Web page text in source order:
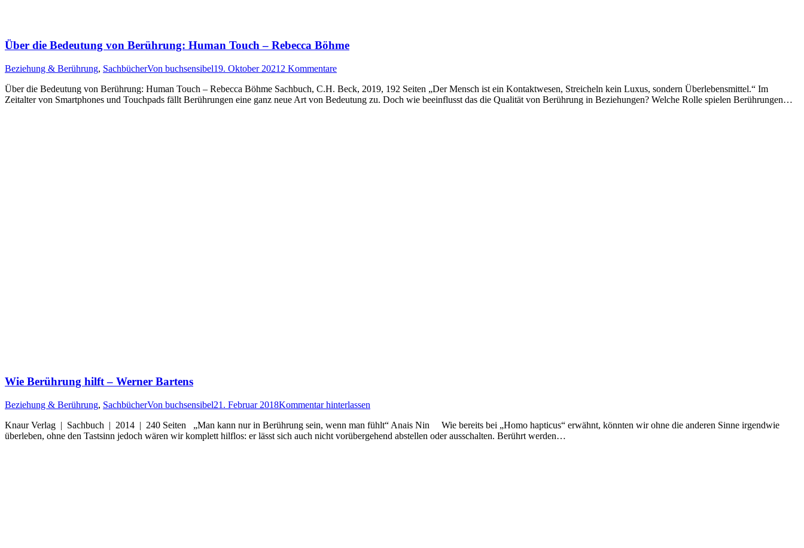
Über die Bedeutung von Berührung: Human Touch – Rebecca Böhme
Beziehung & Berührung, SachbücherVon buchsensibel19. Oktober 2021 2 Kommentare
Über die Bedeutung von Berührung: Human Touch – Rebecca Böhme Sachbuch, C.H. Beck, 2019, 192 Seiten „Der Mensch ist ein Kontaktwesen, Streicheln kein Luxus, sondern Überlebensmittel.“ Im
Zeitalter von Smartphones und Touchpads fällt Berührungen eine ganz neue Art von Bedeutung zu. Doch wie beeinflusst das die Qualität von Berührung in Beziehungen? Welche Rolle spielen Berührungen…
Wie Berührung hilft – Werner Bartens
Beziehung & Berührung, SachbücherVon buchsensibel21. Februar 2018Kommentar hinterlassen
Knaur Verlag | Sachbuch | 2014 | 240 Seiten „Man kann nur in Berührung sein, wenn man fühlt“ Anais Nin Wie bereits bei „Homo hapticus“ erwähnt, könnten wir ohne die anderen Sinne irgendwie
überleben, ohne den Tastsinn jedoch wären wir komplett hilflos: er lässt sich auch nicht vorübergehend abstellen oder ausschalten. Berührt werden…